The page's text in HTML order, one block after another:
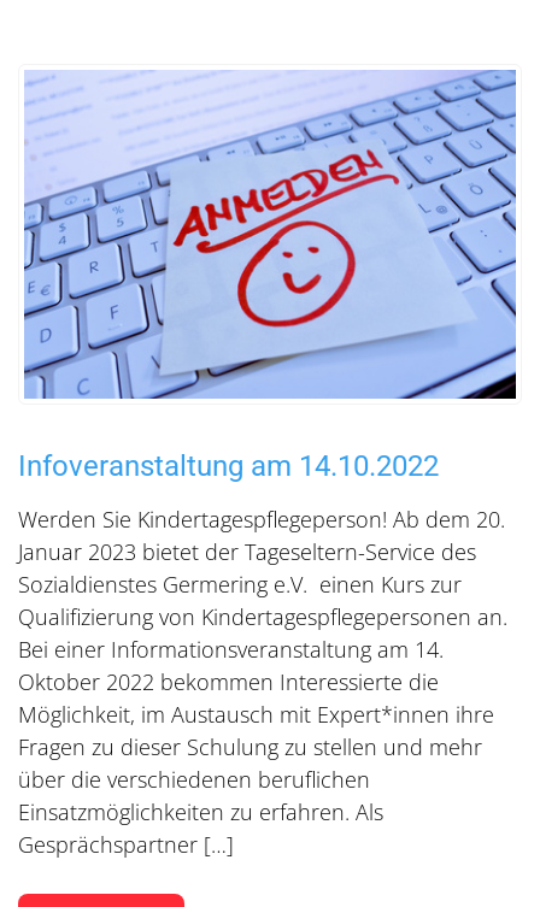
Infoveranstaltung am 14.10.2022
Werden Sie Kindertagespflegeperson! Ab dem 20.
Januar 2023 bietet der Tageseltern-Service des
Sozialdienstes Germering e.V. einen Kurs zur
Qualifizierung von Kindertagespflegepersonen an.
Bei einer Informationsveranstaltung am 14.
Oktober 2022 bekommen Interessierte die
Möglichkeit, im Austausch mit Expert*innen ihre
Fragen zu dieser Schulung zu stellen und mehr
über die verschiedenen beruflichen
Einsatzmöglichkeiten zu erfahren. Als
Gesprächspartner […]